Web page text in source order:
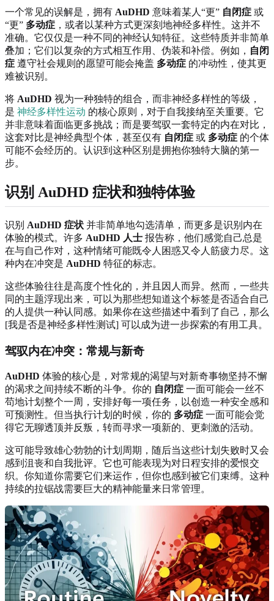
一个常见的误解是，拥有 AuDHD 意味着某人“更” 自闭症 或
“更” 多动症 ，或者以某种方式更深刻地神经多样性。这并不
准确。它仅仅是一种不同的神经认知特征。这些特质并非简单
叠加；它们以复杂的方式相互作用、伪装和补偿。例如， 自闭
症 遵守社会规则的愿望可能会掩盖 多动症 的冲动性，使其更
难被识别。
将 AuDHD 视为一种独特的组合，而非神经多样性的等级，
是 神经多样性运动 的核心原则，对于自我接纳至关重要。它
并非意味着面临更多挑战；而是要驾驭一套特定的内在对比，
这套对比是神经典型个体，甚至仅有 自闭症 或 多动症 的个体
可能不会经历的。认识到这种区别是拥抱你独特大脑的第一
步。
识别 AuDHD 症状和独特体验
识别 AuDHD 症状 并非简单地勾选清单，而更多是识别内在
体验的模式。许多 AuDHD 人士 报告称，他们感觉自己总是
在与自己作对，这种情绪可能既令人困惑又令人筋疲力尽。这
种内在冲突是 AuDHD 特征的标志。
这些体验往往是高度个性化的，并且因人而异。然而，一些共
同的主题浮现出来，可以为那些想知道这个标签是否适合自己
的人提供一种认同感。如果你在这些描述中看到了自己，那么
[我是否是神经多样性测试] 可以成为进一步探索的有用工具。
驾驭内在冲突：常规与新奇
AuDHD 体验的核心是，对常规的渴望与对新奇事物坚持不懈
的渴求之间持续不断的斗争。你的 自闭症 一面可能会一丝不
苟地计划整个一周，安排好每一项任务，以创造一种安全感和
可预测性。但当执行计划的时候，你的 多动症 一面可能会觉
得它无聊透顶并反叛，转而寻求一项新的、更刺激的活动。
这可能导致雄心勃勃的计划周期，随后当这些计划失败时又会
感到沮丧和自我批评。它也可能表现为对日程安排的爱恨交
织。你知道你需要它们来运作，但你也感到被它们束缚。这种
持续的拉锯战需要巨大的精神能量来日常管理。